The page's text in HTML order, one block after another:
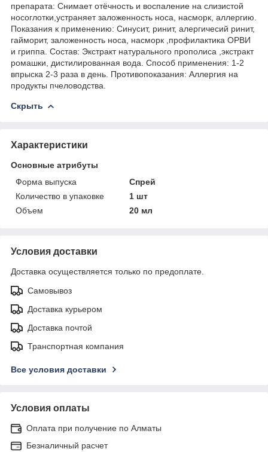
препарата: Снимает отёчность и воспаление на слизистой
носоглотки,устраняет заложенность носа, насморк, аллергию.
Показания к применению: Синусит, ринит, алергичесий ринит,
гайморит, заложенность носа, насморк ,профилактика ОРВИ
и гриппа. Состав: Экстракт натурального прополиса ,экстракт
ромашки, дистилированная вода. Способ применения: 1-2
впрыска 2-3 раза в день. Противопоказания: Аллергия на
продукты пчеловодства.
Скрыть
Характеристики
Основные атрибуты
Форма выпуска
Спрей
Количество в упаковке
1 шт
Объем
20 мл
Условия доставки
Доставка осуществляется только по предоплате.
Самовывоз
Доставка курьером
Доставка почтой
Транспортная компания
Все условия доставки
Условия оплаты
Оплата при получение по Алматы
Безналичный расчет